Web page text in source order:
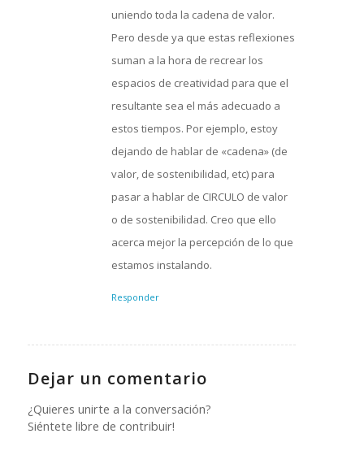
uniendo toda la cadena de valor.
Pero desde ya que estas reflexiones
suman a la hora de recrear los
espacios de creatividad para que el
resultante sea el más adecuado a
estos tiempos. Por ejemplo, estoy
dejando de hablar de «cadena» (de
valor, de sostenibilidad, etc) para
pasar a hablar de CIRCULO de valor
o de sostenibilidad. Creo que ello
acerca mejor la percepción de lo que
estamos instalando.
Responder
Dejar un comentario
¿Quieres unirte a la conversación?
Siéntete libre de contribuir!